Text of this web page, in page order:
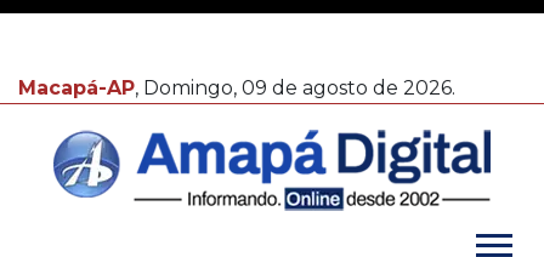
Macapá-AP, Domingo, 09 de agosto de 2026.